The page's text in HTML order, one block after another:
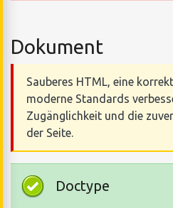
Dokument
Sauberes HTML, eine
moderne Standards
Zugänglichkeit und die
der Seite.
Doctype